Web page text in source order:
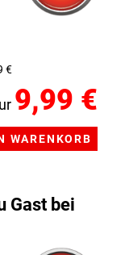
€
9,99 €
Gast bei